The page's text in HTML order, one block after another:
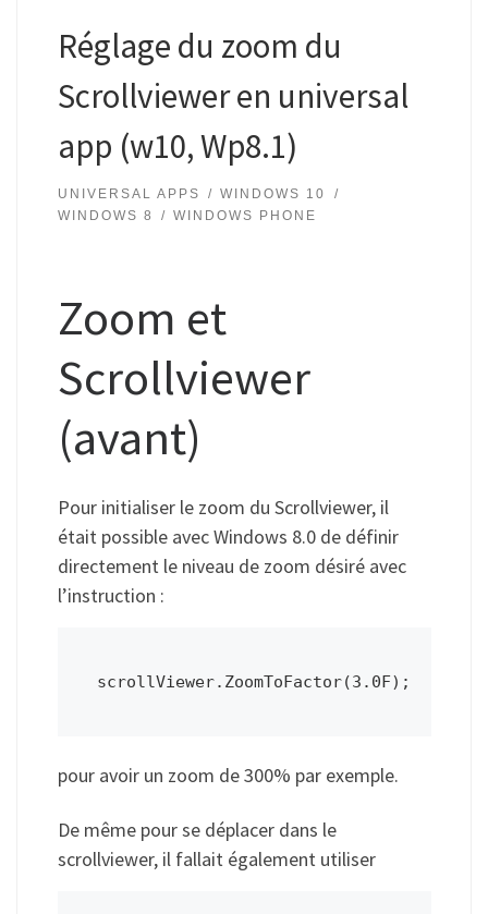
Réglage du zoom du
Scrollviewer en universal
app (w10, Wp8.1)
UNIVERSAL APPS
WINDOWS 10
WINDOWS 8
WINDOWS PHONE
Zoom et
Scrollviewer
(avant)
Pour initialiser le zoom du Scrollviewer, il
était possible avec Windows 8.0 de définir
directement le niveau de zoom désiré avec
l’instruction :
scrollViewer.ZoomToFactor(3.0F);
pour avoir un zoom de 300% par exemple.
De même pour se déplacer dans le
scrollviewer, il fallait également utiliser